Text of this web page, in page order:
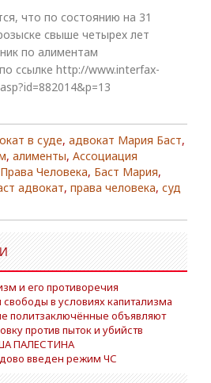
что по состоянию на 31
свыше четырех лет
по алиментам
ссылке http://www.interfax-
в суде, адвокат Мария Баст,
, алименты, Ассоциация
Человека, Баст Мария,
адвокат, права человека, суд
и его противоречия
в условиях капитализма
политзаключённые объявляют
против пыток и убийств
ПАЛЕСТИНА
введен режим ЧС